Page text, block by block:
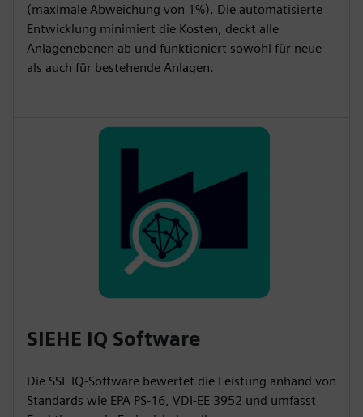
(maximale Abweichung von 1%). Die automatisierte
Entwicklung minimiert die Kosten, deckt alle
Anlagenebenen ab und funktioniert sowohl für neue
als auch für bestehende Anlagen.
SIEHE IQ Software
Die SSE IQ-Software bewertet die Leistung anhand von
Standards wie EPA PS-16, VDI-EE 3952 und umfasst